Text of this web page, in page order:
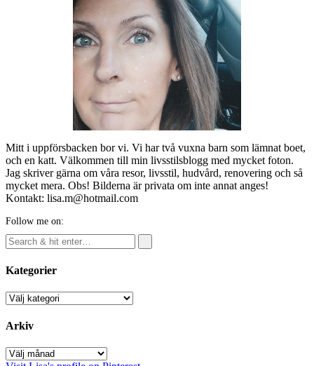
Mitt i uppförsbacken bor vi. Vi har två vuxna barn som lämnat boet,
och en katt. Välkommen till min livsstilsblogg med mycket foton.
Jag skriver gärna om våra resor, livsstil, hudvård, renovering och så
mycket mera. Obs! Bilderna är privata om inte annat anges!
Kontakt: lisa.m@hotmail.com
Follow me on:
Kategorier
Kategorier
Arkiv
Arkiv